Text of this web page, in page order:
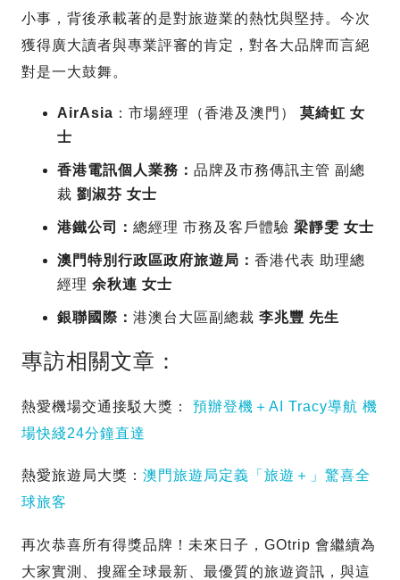
小事，背後承載著的是對旅遊業的熱忱與堅持。今次
獲得廣大讀者與專業評審的肯定，對各大品牌而言絕
對是一大鼓舞。
AirAsia ：市場經理（香港及澳門） 莫綺虹 女
士
香港電訊個人業務 ： 品牌及市務傳訊主管 副總
裁 劉淑芬 女士
港鐵公司 ： 總經理 市務及客戶體驗 梁靜雯 女士
澳門特別行政區政府旅遊局 ： 香港代表 助理總
經理 余秋連 女士
銀聯國際 ： 港澳台大區副總裁 李兆豐 先生
專訪相關文章：
熱愛機場交通接駁大獎： 預辦登機＋AI Tracy導航 機
場快綫24分鐘直達
熱愛旅遊局大獎： 澳門旅遊局定義「旅遊＋」驚喜全
球旅客
再次恭喜所有得獎品牌！未來日子，GOtrip 會繼續為
大家實測、搜羅全球最新、最優質的旅遊資訊，與這